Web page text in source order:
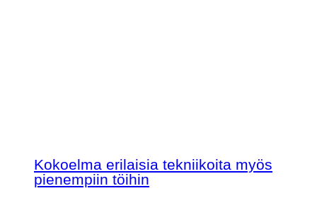
Kokoelma erilaisia tekniikoita myös
pienempiin töihin